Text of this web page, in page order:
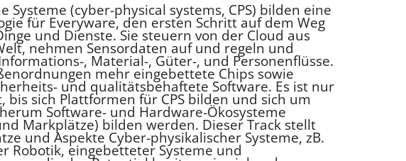
Systeme (cyber-physical systems, CPS) bilden eine
für Everyware, den ersten Schritt auf dem Weg
und Dienste. Sie steuern von der Cloud aus
nehmen Sensordaten auf und regeln und
, Material-, Güter-, und Personenflüsse.
mehr eingebettete Chips sowie
und qualitätsbehaftete Software. Es ist nur
bis sich Plattformen für CPS bilden und sich um
Software- und Hardware-Ökosysteme
Markplätze) bilden werden. Dieser Track stellt
und Aspekte Cyber-physikalischer Systeme, zB.
Robotik, eingebetteter Systeme und